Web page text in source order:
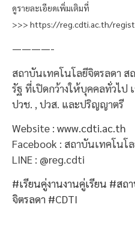
ดูรายละเอียดเพิ่มเติมที่
>>> https://reg.cdti.ac.th/
————-
สถาบันเทคโนโลยีจิตรลดา
รัฐ ที่เปิดกว้างให้บุคคลทั่วไป
ปวช. , ปวส. และปริญญาตรี
Website : www.cdti.ac.th
Facebook : สถาบันเทคโนโ
LINE : @reg.cdti
#เรียนคู่งานงานคู่เรียน #สถ
จิตรลดา #CDTI